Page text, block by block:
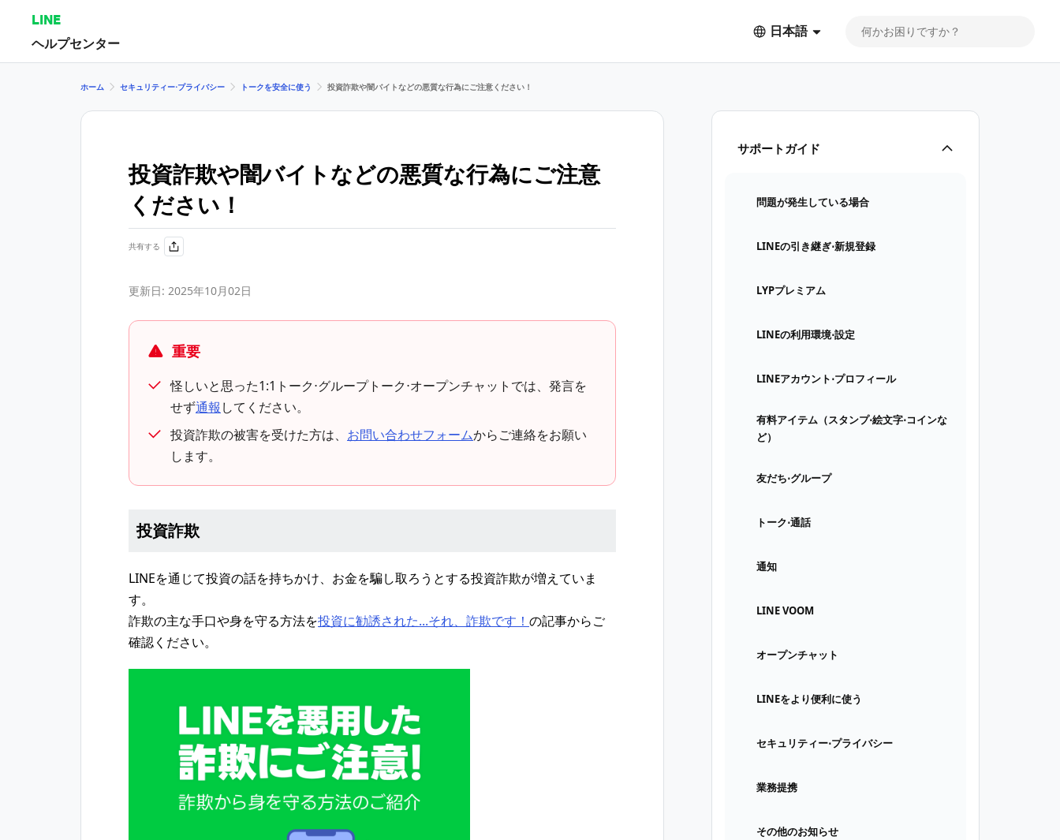
LINE
ヘルプセンター
日本語
サポートガイド
問題が発生している場合
LINEの引き継ぎ⋅新規登録
LYPプレミアム
LINEの利用環境⋅設定
LINEアカウント⋅プロフィール
有料アイテム（スタンプ⋅絵文字⋅コインな
ど）
友だち⋅グループ
トーク⋅通話
通知
LINE VOOM
オープンチャット
LINEをより便利に使う
セキュリティー⋅プライバシー
業務提携
その他のお知らせ
ホーム セキュリティー⋅プライバシー トークを安全に使う 投資詐欺や闇バイトなどの悪質な行為にご注意ください！
投資詐欺や闇バイトなどの悪質な行為にご注意
ください！
共有する
更新日: 2025年10月02日
重要
怪しいと思った1:1トーク⋅グループトーク⋅オープンチャットでは、発言を
せず通報 してください。
投資詐欺の被害を受けた方は、 お問い合わせフォームからご連絡をお願い
します。
投資詐欺
LINEを通じて投資の話を持ちかけ、お金を騙し取ろうとする投資詐欺が増えていま
す。
詐欺の主な手口や身を守る方法を投資に勧誘された...それ、詐欺です！ の記事からご
確認ください。